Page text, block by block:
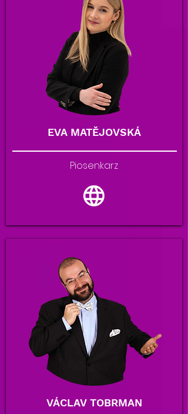
EVA MATĚJOVSKÁ
Piosenkarz
VÁCLAV TOBRMAN